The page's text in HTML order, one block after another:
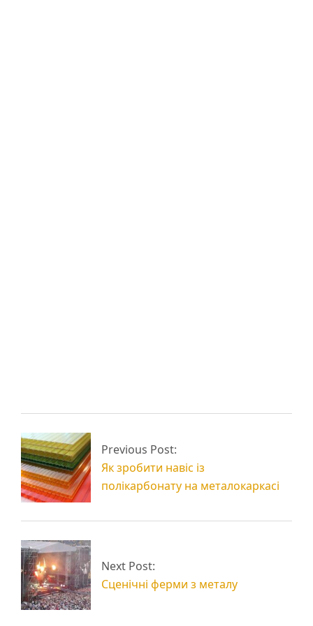
Цинкування металу:
захист від іржі та
довговічність
Полігональні ферми
Previous Post:
Як зробити навіс із
полікарбонату на металокаркасі
Next Post:
Сценічні ферми з металу